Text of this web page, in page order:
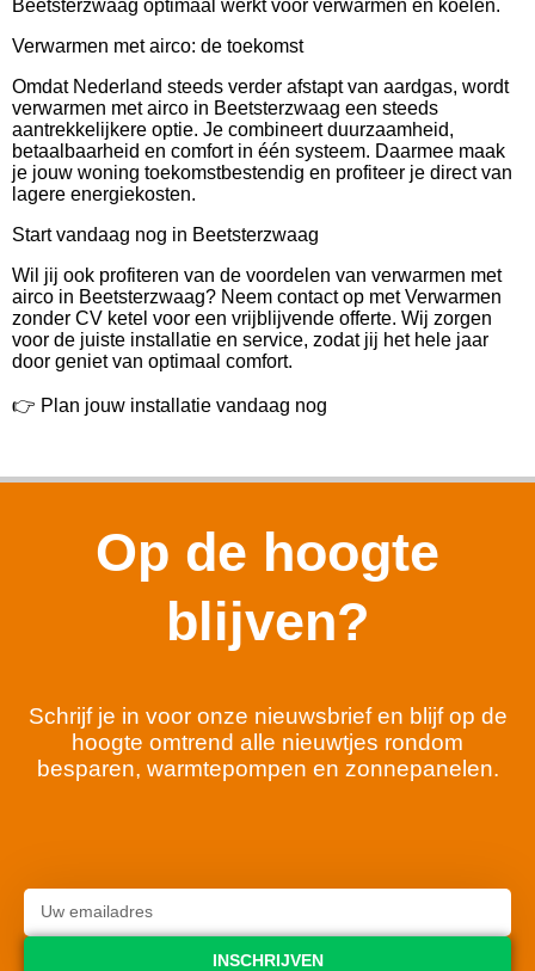
Beetsterzwaag optimaal werkt voor verwarmen én koelen.
Verwarmen met airco: de toekomst
Omdat Nederland steeds verder afstapt van aardgas, wordt
verwarmen met airco in Beetsterzwaag een steeds
aantrekkelijkere optie. Je combineert duurzaamheid,
betaalbaarheid en comfort in één systeem. Daarmee maak
je jouw woning toekomstbestendig en profiteer je direct van
lagere energiekosten.
Start vandaag nog in Beetsterzwaag
Wil jij ook profiteren van de voordelen van verwarmen met
airco in Beetsterzwaag? Neem contact op met Verwarmen
zonder CV ketel voor een vrijblijvende offerte. Wij zorgen
voor de juiste installatie en service, zodat jij het hele jaar
door geniet van optimaal comfort.
👉 Plan jouw installatie vandaag nog
Op de hoogte
blijven?
Schrijf je in voor onze nieuwsbrief en blijf op de
hoogte omtrend alle nieuwtjes rondom
besparen, warmtepompen en zonnepanelen.
INSCHRIJVEN